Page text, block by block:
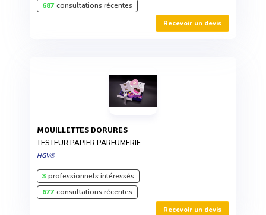
687consultations récentes
Recevoir un devis
MOUILLETTES DORURES
TESTEUR PAPIER PARFUMERIE
HGV®
3 professionnels intéressés
677consultations récentes
Recevoir un devis